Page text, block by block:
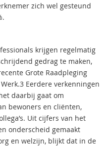
zich wel gesteund
krijgen regelmatig
gedrag te maken,
Grote Raadpleging
Eerdere verkenningen
daarbij gaat om
bewoners en cliënten,
Uit cijfers van het
onderscheid gemaakt
en welzijn, blijkt dat in de